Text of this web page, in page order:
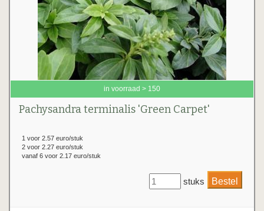
in voorraad > 150
Pachysandra terminalis 'Green Carpet'
1 voor 2.57 euro/stuk
2 voor 2.27 euro/stuk
vanaf 6 voor 2.17 euro/stuk
stuks